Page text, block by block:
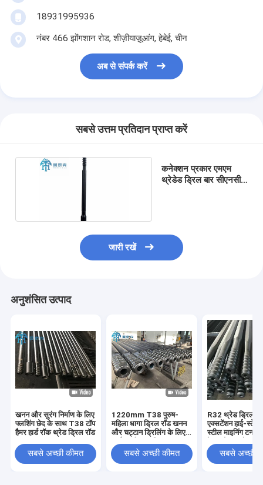
18931995936
नंबर 466 झोंगशान रोड, शीज़ीयाज़ूआंग, हेबेई, चीन
अब से संपर्क करें
सबसे उत्तम प्रतिदान प्राप्त करें
कनेक्शन प्रकार एमएम
थ्रेडेड ड्रिल बार सीएनसी
जारी रखें
अनुशंसित उत्पाद
खनन और सुरंग निर्माण के लिए
फ्लशिंग छेद के साथ T38 टॉप
हैमर हार्ड रॉक थ्रेड ड्रिल रॉड
सबसे अच्छी कीमत
1220mm T38 पुरुष-
महिला धागा ड्रिल रॉड खनन
और चट्टान ड्रिलिंग के लिए
सबसे अच्छी कीमत
R32 थ्रेड ड्रिल
एक्सटेंशन हाई-
स्टील माइनिंग
कॉन्फ़िगरेशन
सबसे अच्छी